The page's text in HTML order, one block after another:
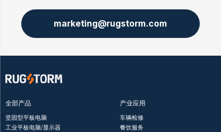
marketing@rugstorm.com
全部产品
坚固型平板电脑
工业平板电脑/显示器
产业应用
车辆检修
餐饮服务